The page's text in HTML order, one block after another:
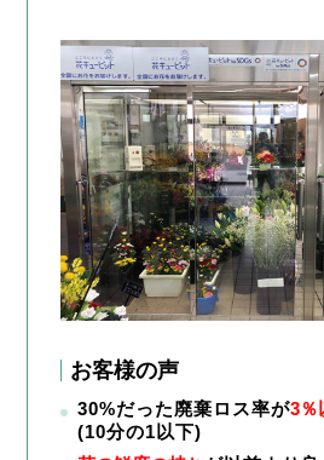
お客様の声
30%だった廃棄ロス率が3％
(10分の1以下)